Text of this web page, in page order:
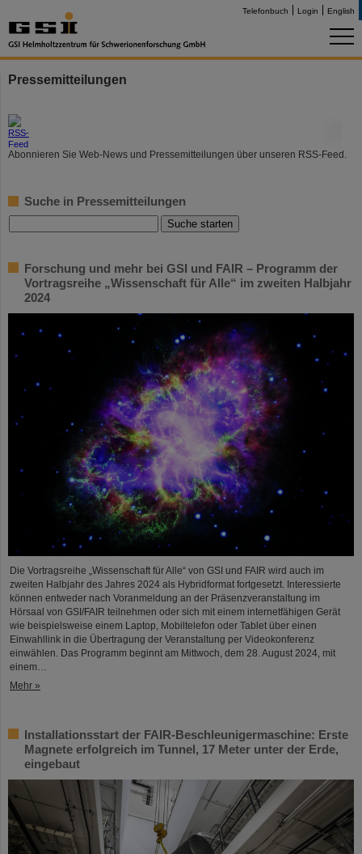
Telefonbuch Login English
Pressemitteilungen
Abonnieren Sie Web-News und Pressemitteilungen über unseren RSS-Feed.
Suche in Pressemitteilungen
Forschung und mehr bei GSI und FAIR – Programm der
Vortragsreihe „Wissenschaft für Alle“ im zweiten Halbjahr
2024
Die Vortragsreihe „Wissenschaft für Alle“ von GSI und FAIR wird auch im
zweiten Halbjahr des Jahres 2024 als Hybridformat fortgesetzt. Interessierte
können entweder nach Voranmeldung an der Präsenzveranstaltung im
Hörsaal von GSI/FAIR teilnehmen oder sich mit einem internetfähigen Gerät
wie beispielsweise einem Laptop, Mobiltelefon oder Tablet über einen
Einwahllink in die Übertragung der Veranstaltung per Videokonferenz
einwählen. Das Programm beginnt am Mittwoch, dem 28. August 2024, mit
einem…
Mehr »
Installationsstart der FAIR-Beschleunigermaschine: Erste
Magnete erfolgreich im Tunnel, 17 Meter unter der Erde,
eingebaut